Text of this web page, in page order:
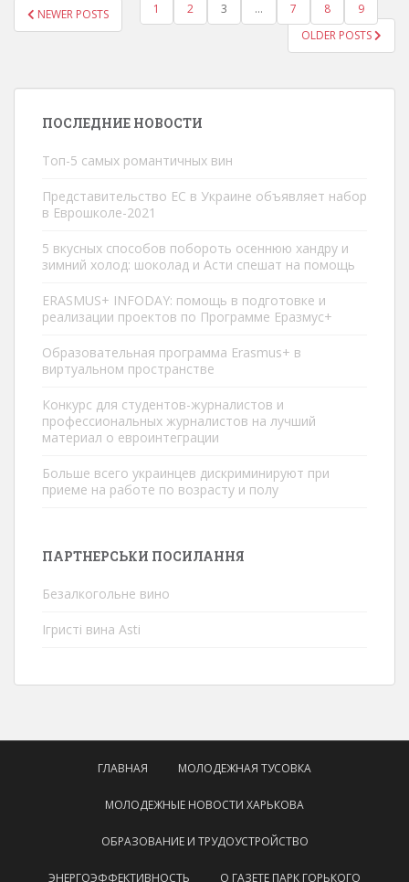
ПАГИНАЦИЯ ЗАПИСЕЙ
NEWER POSTS 1 2 3 … 7 8
9
OLDER POSTS
ПОСЛЕДНИЕ НОВОСТИ
Топ-5 самых романтичных вин
Представительство ЕС в Украине объявляет набор
в Еврошколe-2021
5 вкусных способов побороть осеннюю хандру и
зимний холод: шоколад и Асти спешат на помощь
ERASMUS+ INFODAY: помощь в подготовке и
реализации проектов по Программе Еразмус+
Образовательная программа Erasmus+ в
виртуальном пространстве
Конкурс для студентов-журналистов и
профессиональных журналистов на лучший
материал о евроинтеграции
Больше всего украинцев дискриминируют при
приеме на работе по возрасту и полу
ПАРТНЕРСЬКИ ПОСИЛАННЯ
Безалкогольне вино
Ігристі вина Asti
ГЛАВНАЯ МОЛОДЕЖНАЯ ТУСОВКА
МОЛОДЕЖНЫЕ НОВОСТИ ХАРЬКОВА
ОБРАЗОВАНИЕ И ТРУДОУСТРОЙСТВО
ЭНЕРГОЭФФЕКТИВНОСТЬ О ГАЗЕТЕ ПАРК ГОРЬКОГО